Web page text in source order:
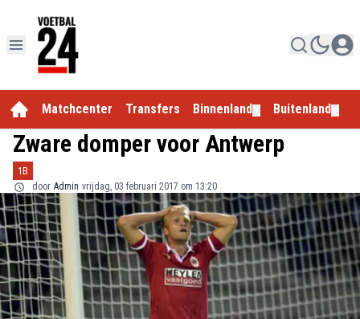
Matchcenter Transfers Binnenland Buitenland
Zware domper voor Antwerp
1B
door Admin vrijdag, 03 februari 2017 om 13:20